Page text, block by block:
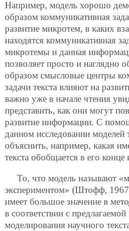
Например, модель хорошо
образом коммуникативная
развитие микротем, в каких
находятся коммуникативная
микротемы и данная
позволяет просто и наглядно
образом смысловые центры
задачи текста влияют на
важно уже в начале чтения
представить, как они могут
развитие информации. С
данном исследовании моделей
объяснить, например, какая
текста обобщается в его
То, что модель называют
экспериментом» (Штофф,
имеет большое значение в
в соответствии с
моделирования научного